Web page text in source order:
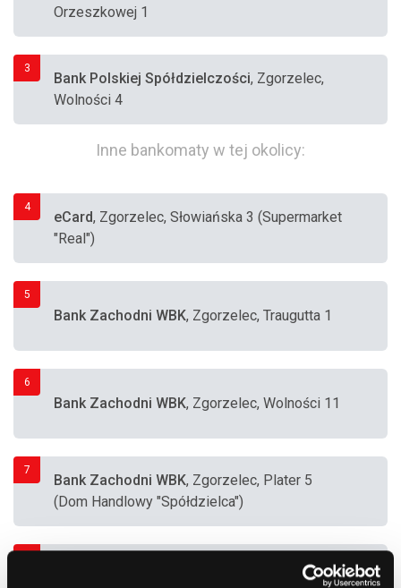
Orzeszkowej 1
3
Bank Polskiej Spółdzielczości, Zgorzelec,
Wolności 4
Inne bankomaty w tej okolicy:
4
eCard, Zgorzelec, Słowiańska 3 (Supermarket
"Real")
5
Bank Zachodni WBK, Zgorzelec, Traugutta 1
6
Bank Zachodni WBK, Zgorzelec, Wolności 11
7
Bank Zachodni WBK, Zgorzelec, Plater 5
(Dom Handlowy "Spółdzielca")